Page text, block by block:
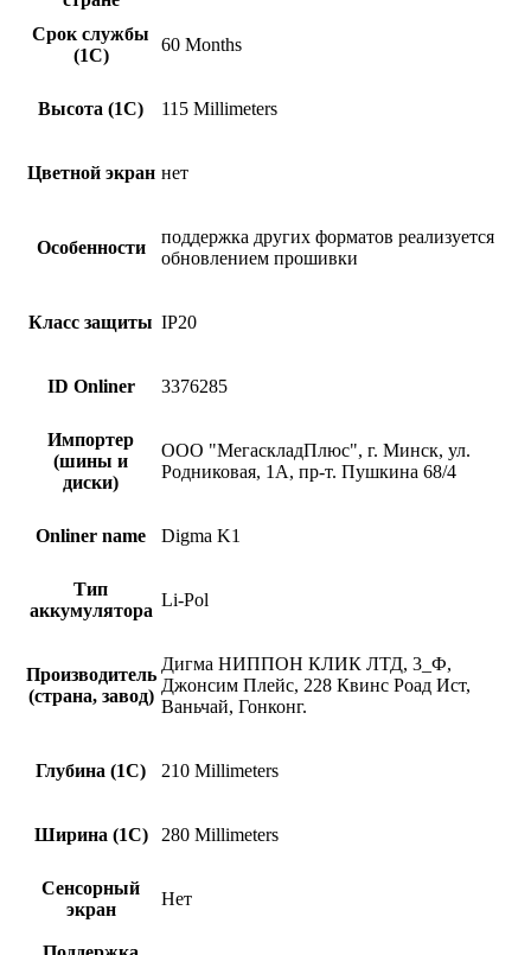
Срок службы
(1С)
60 Months
Высота (1С) 115 Millimeters
Цветной экран нет
Особенности
поддержка других форматов реализуется
обновлением прошивки
Класс защиты IP20
ID Onliner 3376285
Импортер
(шины и
диски)
ООО "МегаскладПлюс", г. Минск, ул.
Родниковая, 1А, пр-т. Пушкина 68/4
Onliner name Digma K1
Тип
аккумулятора
Li-Pol
Производитель
(страна, завод)
Дигма НИППОН КЛИК ЛТД, 3_Ф,
Джонсим Плейс, 228 Квинс Роад Ист,
Ваньчай, Гонконг.
Глубина (1С) 210 Millimeters
Ширина (1С) 280 Millimeters
Сенсорный
экран
Нет